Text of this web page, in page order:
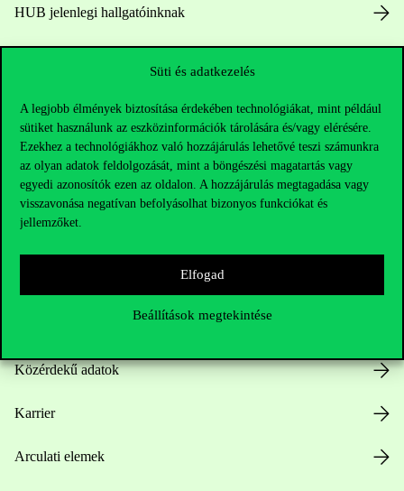
Süti és adatkezelés
A legjobb élmények biztosítása érdekében technológiákat, mint például
sütiket használunk az eszközinformációk tárolására és/vagy elérésére.
Ezekhez a technológiákhoz való hozzájárulás lehetővé teszi számunkra
az olyan adatok feldolgozását, mint a böngészési magatartás vagy
egyedi azonosítók ezen az oldalon. A hozzájárulás megtagadása vagy
visszavonása negatívan befolyásolhat bizonyos funkciókat és
jellemzőket.
Elfogad
Beállítások megtekintése
HUB jelenlegi hallgatóinknak
Hasznos linkek
Közérdekű adatok
Karrier
Arculati elemek